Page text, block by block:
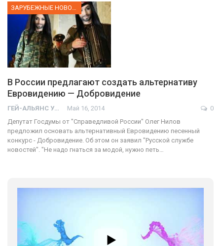
В России предлагают создать альтернативу
Евровидению — Добровидение
ГЕЙ-АЛЬЯНС УКРАИНА Май 16, 2014
0
Депутат Госдумы от "Справедливой России" Олег Нилов
предложил основать альтернативный Евровидению песенный
конкурс - Добровидение. Об этом он заявил "Русской службе
новостей". "Не надо гнаться за модой, нужно петь…